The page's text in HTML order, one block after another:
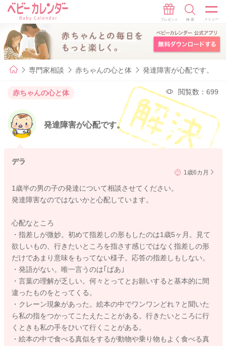
専門家相談 赤ちゃんの心と体 発達障害が心配です。
赤ちゃんの心と体 閲覧数：699
発達障害が心配です。
デラ
1歳6カ月
1歳半の男の子の発達について相談させてください。
発達障害なのではないかと心配しています。
心配なところ
・指差しが微妙。初めて指差しの形もしたのは1歳5ヶ月。見て
欲しいもの、行きたいところを指さす感じではなく指差しの形
だけであまり意味をもってない様子。応答の指差しもしない。
・発語がない。唯一言うのは｢ばあ｣
・言葉の理解が乏しい。何々とってとお願いすると基本的に間
違ったものをとってくる。
・クレーン現象があった。絵本の中でワンワンどれ？と聞いた
ら私の指をつかってこたえたことがある。行きたいところに行
くときも私の手をひいて行くことがある。
・絵本の中で食べる真似をするが動物や乗り物もよく食べる真